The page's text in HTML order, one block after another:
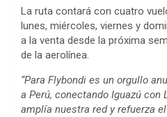
La ruta contará con cuatro
lunes, miércoles, viernes y
a la venta desde la próxima
de la aerolínea.
“Para Flybondi es un orgullo
a Perú, conectando Iguazú con
amplía nuestra red y refuerza